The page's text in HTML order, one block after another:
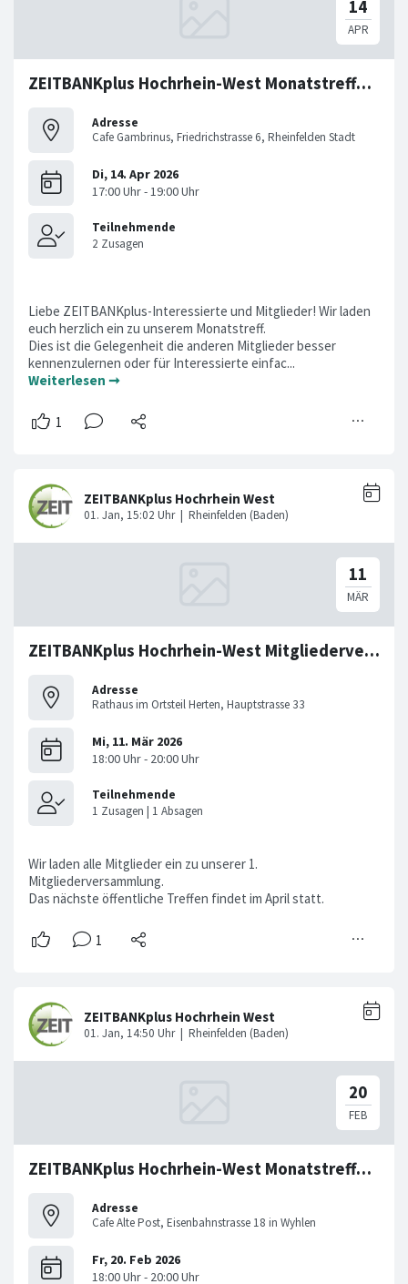
ZEITBANKplus Hochrhein-West Monatstreffen im April
Adresse
Cafe Gambrinus, Friedrichstrasse 6, Rheinfelden Stadt
Liebe ZEITBANKplus-Interessierte und Mitglieder! Wir laden
euch herzlich ein zu unserem Monatstreff.
Dies ist die Gelegenheit die anderen Mitglieder besser
kennenzulernen oder für Interessierte einfac...
Weiterlesen ➞
ZEITBANKplus Hochrhein-West Mitgliederversammlung
Adresse
Rathaus im Ortsteil Herten, Hauptstrasse 33
Wir laden alle Mitglieder ein zu unserer 1.
Mitgliederversammlung.
Das nächste öffentliche Treffen findet im April statt.
ZEITBANKplus Hochrhein-West Monatstreffen im Februar
Adresse
Cafe Alte Post, Eisenbahnstrasse 18 in Wyhlen